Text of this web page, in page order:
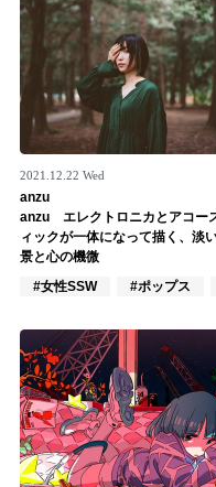
2021.12.22 Wed
anzu
anzu エレクトロニカとアコー
ィックが一体になって描く、淡
景と心の機微
#女性SSW
#ポップス